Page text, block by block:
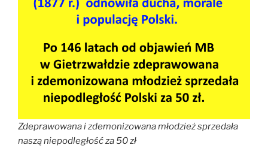
Zdeprawowana i zdemonizowana młodzież sprzedała
naszą niepodległość za 50 zł